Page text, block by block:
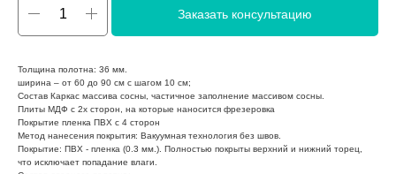
Заказать консультацию
Толщина полотна: 36 мм.
ширина – от 60 до 90 см с шагом 10 см;
Состав Каркас массива сосны, частичное заполнение массивом сосны.
Плиты МДФ с 2х сторон, на которые наносится фрезеровка
Покрытие пленка ПВХ с 4 сторон
Метод нанесения покрытия: Вакуумная технология без швов.
Покрытие: ПВХ - пленка (0.3 мм.). Полностью покрыты верхний и нижний торец,
что исключает попадание влаги.